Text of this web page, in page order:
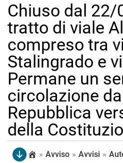
Chiuso dal 22/
tratto di viale
compreso tra
Stalingrado e
Permane un
circolazione
Repubblica
della
» Avviso » Avvisi »